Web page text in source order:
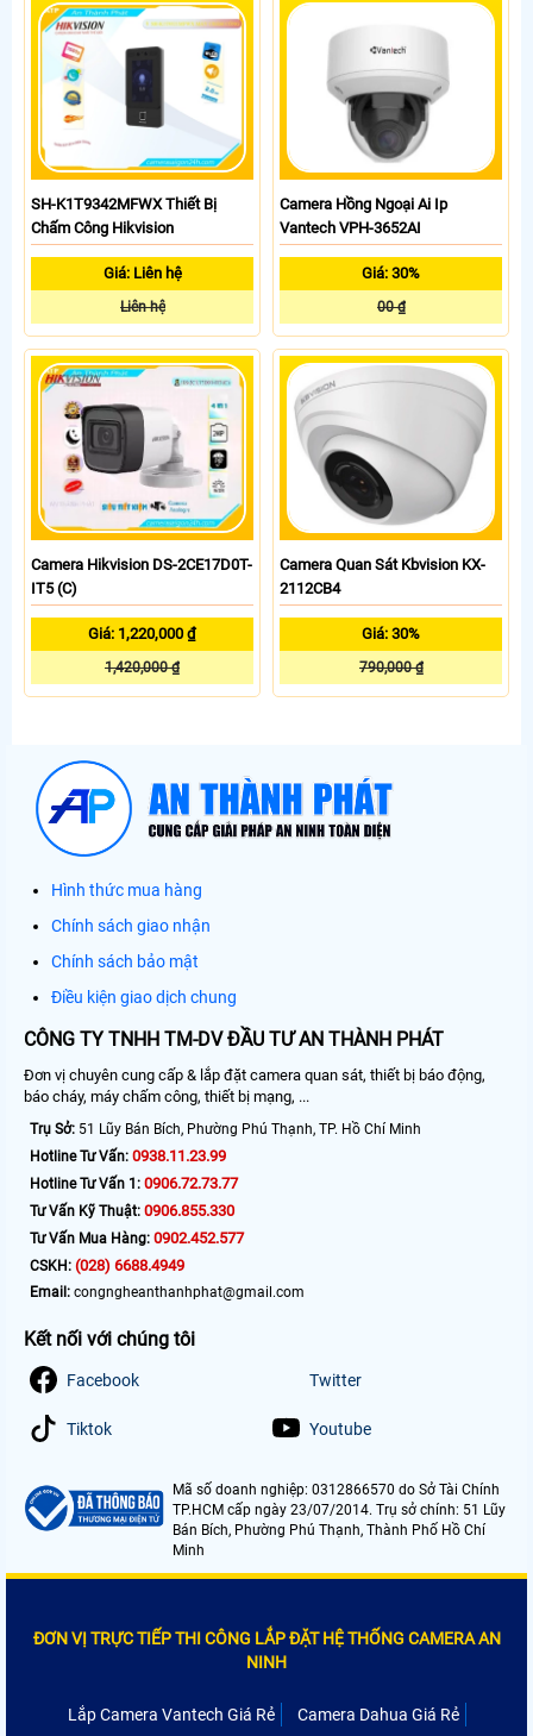
SH-K1T9342MFWX Thiết Bị
Chấm Công Hikvision
Giá: Liên hệ
Liên hệ
Camera Hồng Ngoại Ai Ip
Vantech VPH-3652AI
Giá: 30%
00 ₫
Camera Hikvision DS-2CE17D0T-
IT5 (C)
Giá: 1,220,000 ₫
1,420,000 ₫
Camera Quan Sát Kbvision KX-
2112CB4
Giá: 30%
790,000 ₫
Hình thức mua hàng
Chính sách giao nhận
Chính sách bảo mật
Điều kiện giao dịch chung
CÔNG TY TNHH TM-DV ĐẦU TƯ AN THÀNH PHÁT
Đơn vị chuyên cung cấp & lắp đặt camera quan sát, thiết bị báo động,
báo cháy, máy chấm công, thiết bị mạng, ...
Trụ Sở: 51 Lũy Bán Bích, Phường Phú Thạnh, TP. Hồ Chí Minh
Hotline Tư Vấn: 0938.11.23.99
Hotline Tư Vấn 1: 0906.72.73.77
Tư Vấn Kỹ Thuật: 0906.855.330
Tư Vấn Mua Hàng: 0902.452.577
CSKH: (028) 6688.4949
Email: congngheanthanhphat@gmail.com
Kết nối với chúng tôi
Facebook Twitter
Tiktok Youtube
Mã số doanh nghiệp: 0312866570 do Sở Tài Chính
TP.HCM cấp ngày 23/07/2014. Trụ sở chính: 51 Lũy
Bán Bích, Phường Phú Thạnh, Thành Phố Hồ Chí
Minh
ĐƠN VỊ TRỰC TIẾP THI CÔNG LẮP ĐẶT HỆ THỐNG CAMERA AN
NINH
Lắp Camera Vantech Giá Rẻ Camera Dahua Giá Rẻ